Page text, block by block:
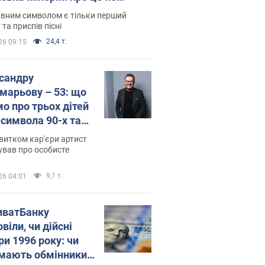
у школі
символом є тільки перший
приспів пісні
09:15 24,4 т.
– 53: що
про трьох дітей
90-х та
вони
кар'єри артист
про особисте
04:01 9,1 т.
чи дійсні
1996 року: чи
обмінники